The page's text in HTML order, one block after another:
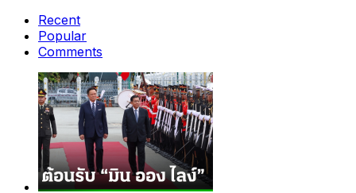
Recent
Popular
Comments